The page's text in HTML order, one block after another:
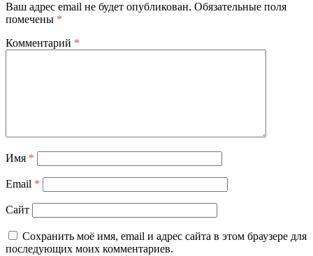
Ваш адрес email не будет опубликован. Обязательные поля
помечены *
Комментарий *
Имя *
Email *
Сайт
Сохранить моё имя, email и адрес сайта в этом браузере для
последующих моих комментариев.